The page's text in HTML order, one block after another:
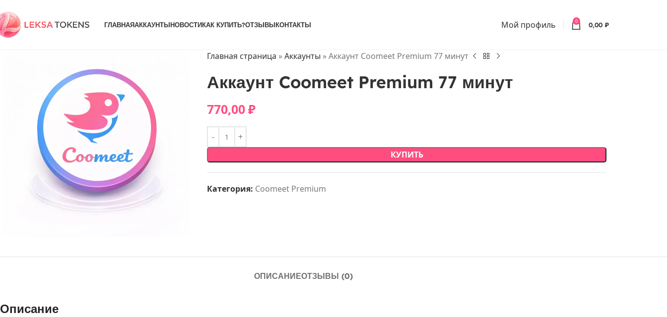
ГЛАВНАЯАККАУНТЫНОВОСТИКАК КУПИТЬ?ОТЗЫВЫКОНТАКТЫ Мой профиль 0 0,00 ₽
Главная страница »Аккаунты »Аккаунт Coomeet Premium 77 минут
Аккаунт Coomeet Premium 77 минут
770,00₽
КУПИТЬ
Категория: Coomeet Premium
ОПИСАНИЕОТЗЫВЫ (0)
Описание